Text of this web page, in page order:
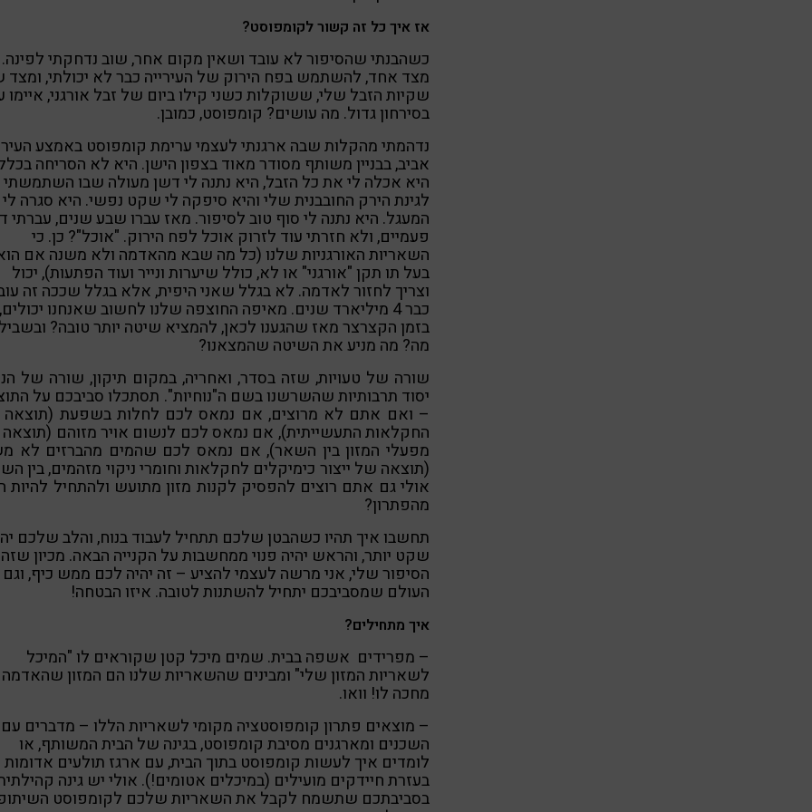
אז איך כל זה קשור לקומפוסט?
כשהבנתי שהסיפור לא עובד ושאין מקום אחר, שוב נדחקתי לפינה.
מצד אחד, להשתמש בפח הירוק של העירייה כבר לא יכולתי, ומצד
שקיות הזבל שלי, ששוקלות כשני קילו ביום של זבל אורגני, איימו
בסירחון גדול. מה עושים? קומפוסט, כמובן.
נדהמתי מהקלות שבה ארגנתי לעצמי ערימת קומפוסט באמצע
אביב, בבניין משותף מסודר מאוד בצפון הישן. היא לא הסריחה
היא אכלה לי את כל הזבל, היא נתנה לי דשן מעולה שבו השתמשתי
לגינת הירק החובבנית שלי והיא סיפקה לי שקט נפשי. היא סגרה
המעגל. היא נתנה לי סוף טוב לסיפור. מאז עברו שבע שנים, עברתי
פעמיים, ולא חזרתי עוד לזרוק אוכל לפח הירוק. "אוכל"? כן. כי
השאריות האורגניות שלנו (כל מה שבא מהאדמה ולא משנה אם
בעל תו תקן "אורגני" או לא, כולל שיערות ונייר ועוד הפתעות), יכול
וצריך לחזור לאדמה. לא בגלל שאני היפית, אלא בגלל שככה זה
כבר 4 מיליארד שנים. מאיפה החוצפה שלנו לחשוב שאנחנו יכולים,
בזמן הקצרצר מאז שהגענו לכאן, להמציא שיטה יותר טובה? ובשביל
מה? מה מניע את השיטה שהמצאנו?
שורה של טעויות, שזה בסדר, ואחריה, במקום תיקון, שורה של
יסוד תרבותיות שהשרשנו בשם ה"נוחיות". תסתכלו סביבכם על
– ואם אתם לא מרוצים, אם נמאס לכם לחלות בשפעת
החקלאות התעשייתית), אם נמאס לכם לנשום אויר מזוהם
מפעלי המזון בין השאר), אם נמאס לכם שהמים מהברזים לא
(תוצאה של ייצור כימיקלים לחקלאות וחומרי ניקוי מזהמים, בין
אולי גם אתם רוצים להפסיק לקנות מזון מתועש ולהתחיל להיות
מהפתרון?
תחשבו איך תהיו כשהבטן שלכם תתחיל לעבוד בנוח, והלב שלכם
שקט יותר, והראש יהיה פנוי ממחשבות על הקנייה הבאה. מכיון שזה
הסיפור שלי, אני מרשה לעצמי להציע – זה יהיה לכם ממש כיף, וגם
העולם שמסביבכם יתחיל להשתנות לטובה. איזו הבטחה!
איך מתחילים?
– מפרידים אשפה בבית. שמים מיכל קטן שקוראים לו "המיכל
לשאריות המזון שלי" ומבינים שהשאריות שלנו הם המזון שהאדמה
מחכה לו! וואו.
– מוצאים פתרון קומפוסטציה מקומי לשאריות הללו – מדברים עם
השכנים ומארגנים מסיבת קומפוסט, בגינה של הבית המשותף, או
לומדים איך לעשות קומפוסט בתוך הבית, עם ארגז תולעים אדומות
בעזרת חיידקים מועילים (במיכלים אטומים!). אולי יש גינה
בסביבתכם שתשמח לקבל את השאריות שלכם לקומפוסט